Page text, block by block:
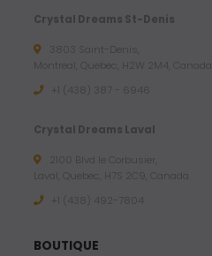
D
Crystal Dreams St-Denis
3803 Saint-Denis,
Montreal, Quebec, H2W 2M4, Canada
+1 (438) 387 - 6946
Crystal Dreams Laval
2100 Blvd le Corbusier,
Laval, Quebec, H7S 2C9, Canada
+1 ‪(438) 492-7804‬
BOUTIQUE